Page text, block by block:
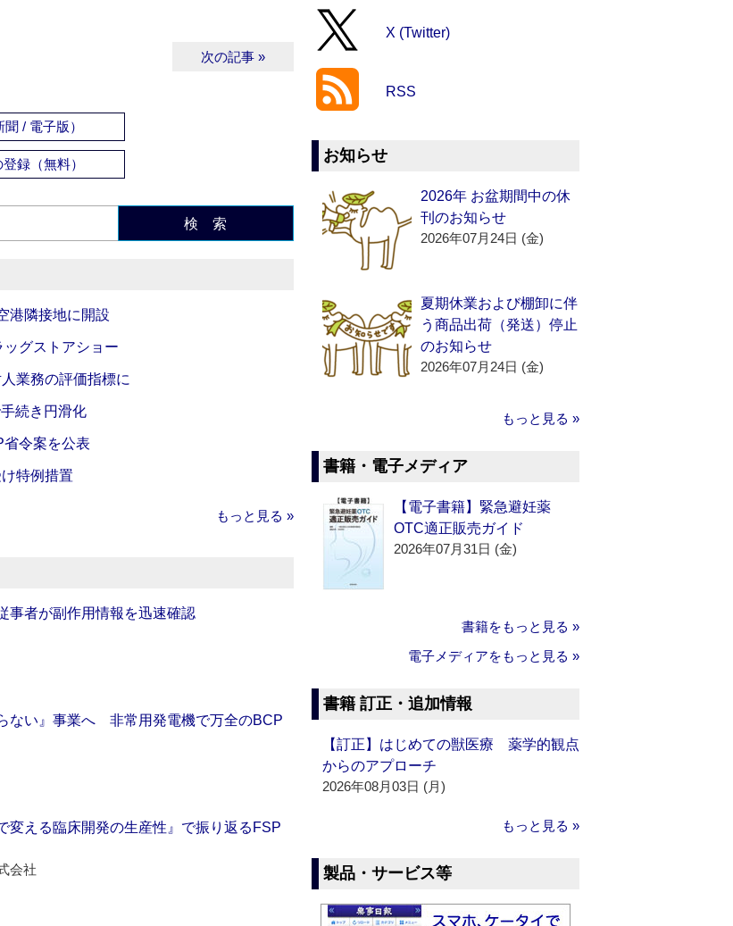
次の記事 »
/ 電子版）
録（無料）
検 索
港隣接地に開設
ッグストアショー
業務の評価指標に
続き円滑化
省令案を公表
特例措置
もっと見る »
事者が副作用情報を迅速確認
ない』事業へ 非常用発電機で万全のBCP
変える臨床開発の生産性』で振り返るFSP
会社
X (Twitter)
RSS
お知らせ
2026年 お盆期間中の休
刊のお知らせ
2026年07月24日 (金)
夏期休業および棚卸に伴
う商品出荷（発送）停止
のお知らせ
2026年07月24日 (金)
もっと見る »
書籍・電子メディア
【電子書籍】緊急避妊薬
OTC適正販売ガイド
2026年07月31日 (金)
書籍をもっと見る »
電子メディアをもっと見る »
書籍 訂正・追加情報
【訂正】はじめての獣医療 薬学的観点
からのアプローチ
2026年08月03日 (月)
もっと見る »
製品・サービス等